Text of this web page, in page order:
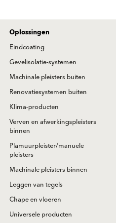
Oplossingen
Eindcoating
Gevelisolatie-systemen
Machinale pleisters buiten
Renovatiesystemen buiten
Klima-producten
Verven en afwerkingspleisters
binnen
Plamuurpleister/manuele
pleisters
Machinale pleisters binnen
Leggen van tegels
Chape en vloeren
Universele producten